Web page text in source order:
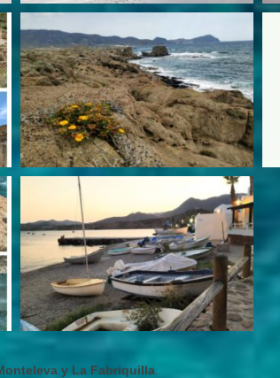
y La Fabriquilla